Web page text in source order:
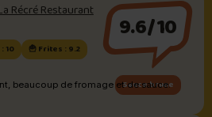
Récré Restaurant
10 🍟 Frites : 9.2
9.6/10
Sauce brune
beaucoup de fromage et de sauce.